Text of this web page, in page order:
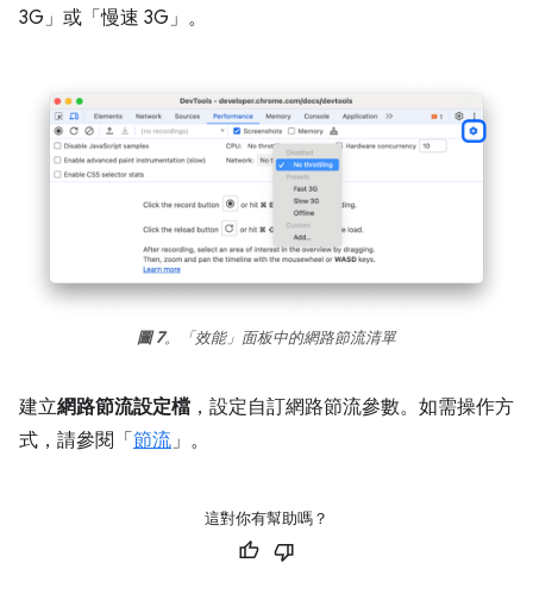
3G」 或「慢速 3G」 。
圖 7。「效能」面板中的網路節流清單
建立網路節流設定檔 ，設定自訂網路節流參數。如需操作方
式，請參閱「節流 」。
這對你有幫助嗎？